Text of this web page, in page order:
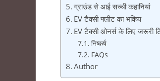
ग्राउंड से आई सच्ची कहानियां
EV टैक्सी फ्लीट का भविष्य
EV टैक्सी ओनर्स के लिए जरूरी
निष्कर्ष
FAQs
Author